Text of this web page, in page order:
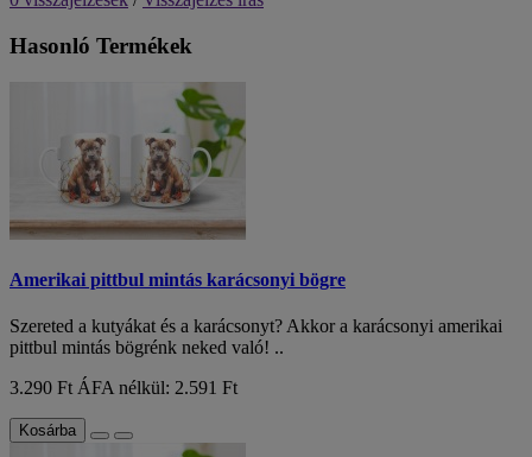
Hasonló Termékek
Amerikai pittbul mintás karácsonyi bögre
Szereted a kutyákat és a karácsonyt? Akkor a karácsonyi amerikai
pittbul mintás bögrénk neked való! ..
3.290 Ft ÁFA nélkül: 2.591 Ft
Kosárba